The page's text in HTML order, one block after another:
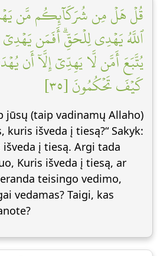
قُلۡ هَلۡ مِن شُرَكَآئِكُم مَّن
ٱللَّهُ يَهۡدِي لِلۡحَقِّۗ أَفَمَن
يُتَّبَعَ أَمَّن لَّا يَهِدِّيٓ إِلَّآ أَن
كَيۡفَ تَحۡكُمُونَ [٣٥]
jūsų (taip vadinamų Allaho)
išveda į tiesą?“ Sakyk:
išveda į tiesą. Argi tada
Kuris išveda į tiesą, ar
teisingo vedimo,
vedamas? Taigi, kas